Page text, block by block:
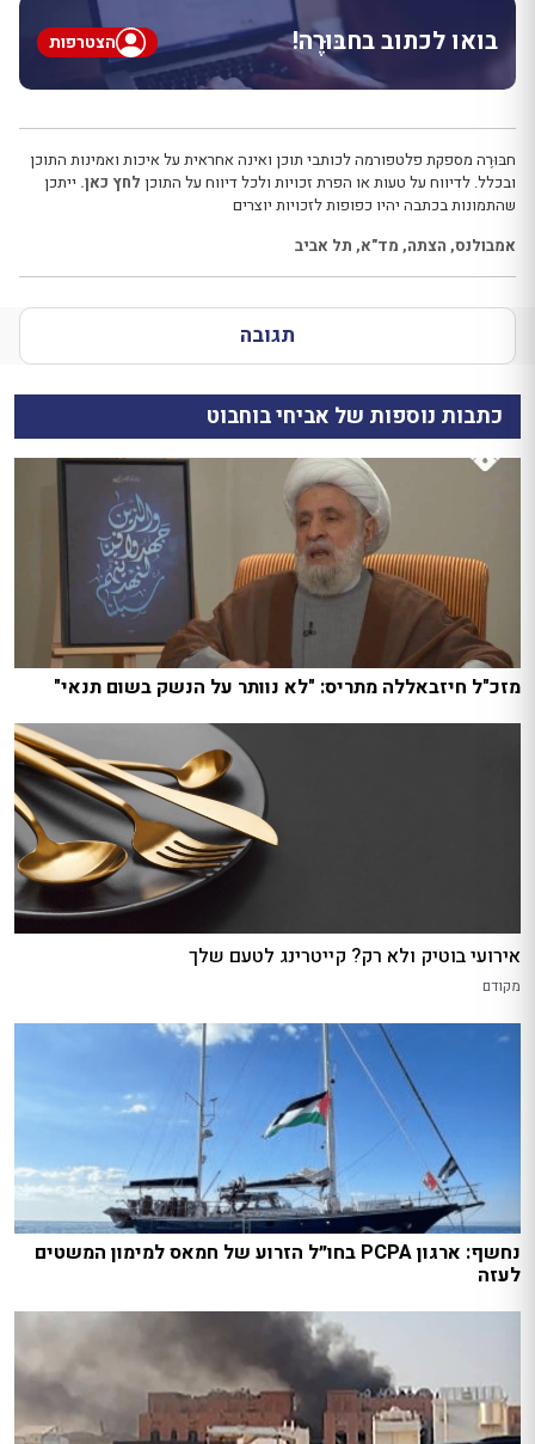
בואו לכתוב בחבּוּרֶה! הצטרפות
חבּוּרֶה מספקת פלטפורמה לכותבי תוכן ואינה אחראית על איכות ואמינות התוכן
ובכלל. לדיווח על טעות או הפרת זכויות ולכל דיווח על התוכן לחץ כאן. ייתכן
שהתמונות בכתבה יהיו כפופות לזכויות יוצרים
אמבולנס, הצתה, מד"א, תל אביב
תגובה
כתבות נוספות של אביחי בוחבוט
מזכ"ל חיזבאללה מתריס: "לא נוותר על הנשק בשום תנאי"
אירועי בוטיק ולא רק? קייטרינג לטעם שלך
מקודם
נחשף: ארגון PCPA בחו״ל הזרוע של חמאס למימון המשטים
לעזה